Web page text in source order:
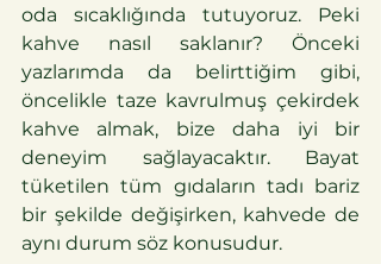
oda sıcaklığında tutuyoruz. Peki
kahve nasıl saklanır? Önceki
yazlarımda da belirttiğim gibi,
öncelikle taze kavrulmuş çekirdek
kahve almak, bize daha iyi bir
deneyim sağlayacaktır. Bayat
tüketilen tüm gıdaların tadı bariz
bir şekilde değişirken, kahvede de
aynı durum söz konusudur.